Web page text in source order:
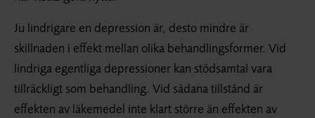
Ju lindrigare en depression är, desto mindre är
skillnaden i effekt mellan olika behandlingsformer. Vid
lindriga egentliga depressioner kan stödsamtal vara
tillräckligt som behandling. Vid sådana tillstånd är
effekten av läkemedel inte klart större än effekten av